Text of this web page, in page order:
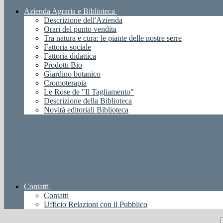
Azienda Agraria e Biblioteca
Descrizione dell'Azienda
Orari del punto vendita
Tra natura e cura: le piante delle nostre serre
Fattoria sociale
Fattoria didattica
Prodotti Bio
Giardino botanico
Cromoterapia
Le Rose de "Il Tagliamento"
Descrizione della Biblioteca
Novità editoriali Biblioteca
Contatti
Contatti
Ufficio Relazioni con il Pubblico